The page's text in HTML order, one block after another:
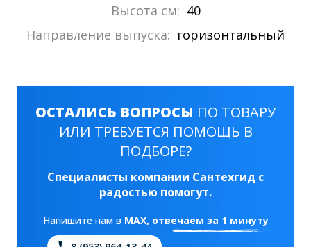
Высота см: 40
Направление выпуска: горизонтальный
ОСТАЛИСЬ ВОПРОСЫ ПО ТОВАРУ
ИЛИ ТРЕБУЕТСЯ ПОМОЩЬ В
ПОДБОРЕ?
Специалисты компании Сантехгид с
радостью помогут.
Напишите нам в MAX, отвечаем за 1 минуту